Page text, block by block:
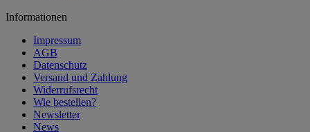
Informationen
Impressum
AGB
Datenschutz
Versand und Zahlung
Widerrufsrecht
Wie bestellen?
Newsletter
News